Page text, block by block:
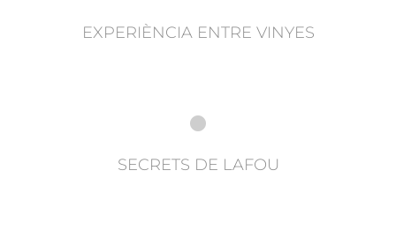
EXPERIÈNCIA ENTRE VINYES
SECRETS DE LAFOU